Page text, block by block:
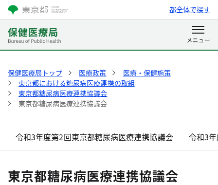
都全体で探す
保健医療局トップ 医療政策
医療・保健施策
東京都における糖尿病医療連携の取組
東京都糖尿病医療連携協議会
東京都糖尿病医療連携協議会
令和3年度第2回東京都糖尿病医療連携協議会 令和3
東京都糖尿病医療連携協議会